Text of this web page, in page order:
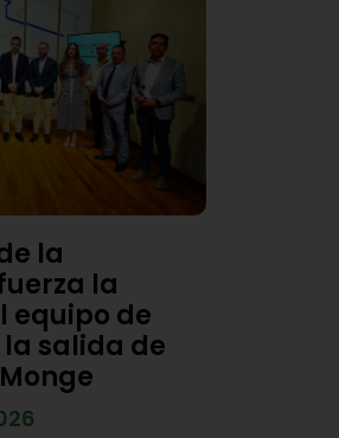
la
la
equipo de
salida de